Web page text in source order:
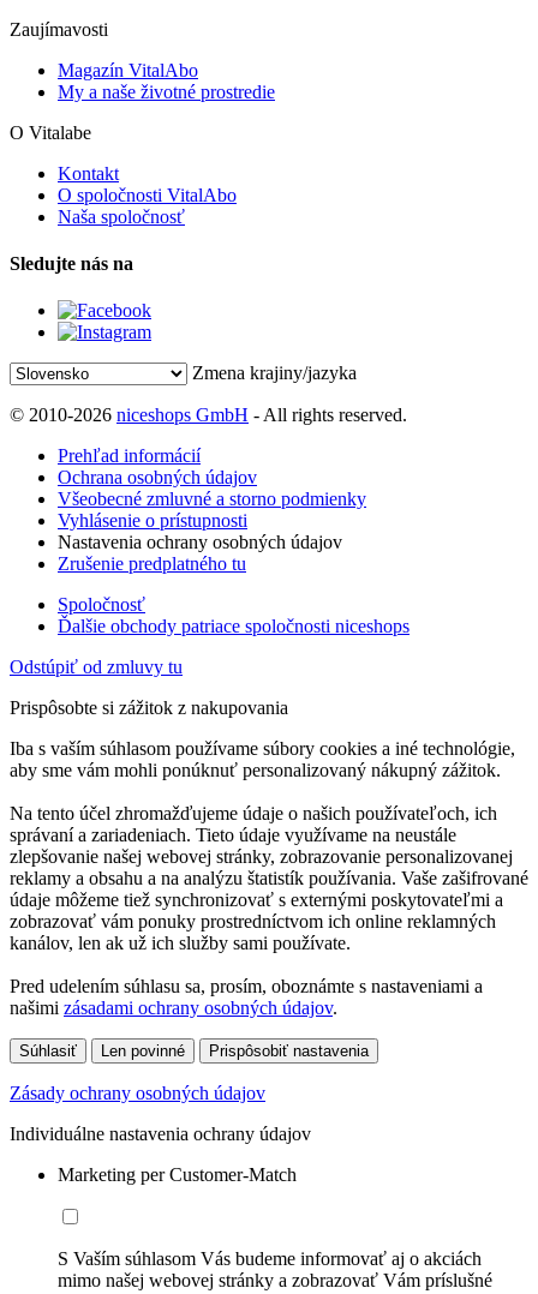
Zaujímavosti
Magazín VitalAbo
My a naše životné prostredie
O Vitalabe
Kontakt
O spoločnosti VitalAbo
Naša spoločnosť
Sledujte nás na
Zmena krajiny/jazyka
© 2010-2026 niceshops GmbH - All rights reserved.
Prehľad informácií
Ochrana osobných údajov
Všeobecné zmluvné a storno podmienky
Vyhlásenie o prístupnosti
Nastavenia ochrany osobných údajov
Zrušenie predplatného tu
Spoločnosť
Ďalšie obchody patriace spoločnosti niceshops
Odstúpiť od zmluvy tu
Prispôsobte si zážitok z nakupovania
Iba s vaším súhlasom používame súbory cookies a iné technológie,
aby sme vám mohli ponúknuť personalizovaný nákupný zážitok.
Na tento účel zhromažďujeme údaje o našich používateľoch, ich
správaní a zariadeniach. Tieto údaje využívame na neustále
zlepšovanie našej webovej stránky, zobrazovanie personalizovanej
reklamy a obsahu a na analýzu štatistík používania. Vaše zašifrované
údaje môžeme tiež synchronizovať s externými poskytovateľmi a
zobrazovať vám ponuky prostredníctvom ich online reklamných
kanálov, len ak už ich služby sami používate.
Pred udelením súhlasu sa, prosím, oboznámte s nastaveniami a
našimi zásadami ochrany osobných údajov.
Súhlasiť Len povinné Prispôsobiť nastavenia
Zásady ochrany osobných údajov
Individuálne nastavenia ochrany údajov
Marketing per Customer-Match
S Vaším súhlasom Vás budeme informovať aj o akciách
mimo našej webovej stránky a zobrazovať Vám príslušné